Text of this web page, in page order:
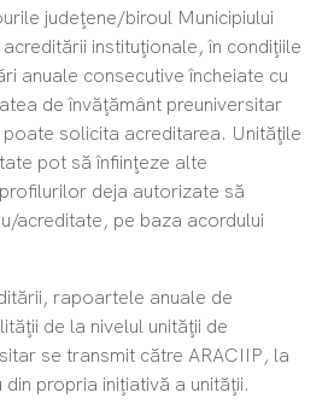
judeţene/biroul Municipiului
instituţionale, în condiţiile
anuale consecutive încheiate cu
de învăţământ preuniversitar
solicita acreditarea. Unităţile
pot să înfiinţeze alte
deja autorizate să
acreditate, pe baza acordului
rapoartele anuale de
de la nivelul unităţii de
se transmit către ARACIIP, la
propria iniţiativă a unităţii.